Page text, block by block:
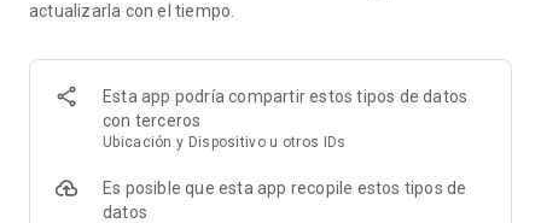
actualizarla con el tiempo.
Esta app podría compartir estos tipos de datos
con terceros
Ubicación y Dispositivo u otros IDs
Es posible que esta app recopile estos tipos de
datos